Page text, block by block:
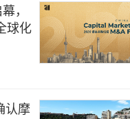
，
球化
认摩